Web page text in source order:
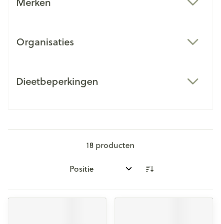
Organisaties
Dieetbeperkingen
18 producten
Sorteer op: